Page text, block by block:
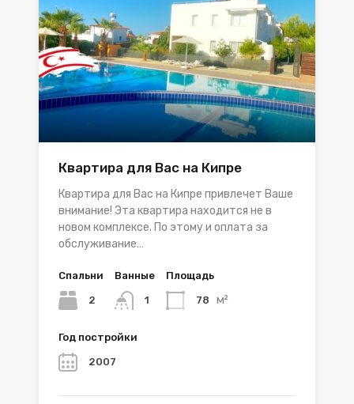
Квартира для Вас на Кипре
Квартира для Вас на Кипре привлечет Ваше
внимание! Эта квартира находится не в
новом комплексе. По этому и оплата за
обслуживание…
Спальни
2
Ванные
1
Площадь
78 м²
Год постройки
2007